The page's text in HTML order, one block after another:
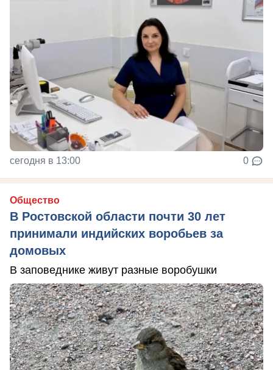
сегодня в 13:00 0
Общество
В Ростовской области почти 30 лет
принимали индийских воробьев за
домовых
В заповеднике живут разные воробушки